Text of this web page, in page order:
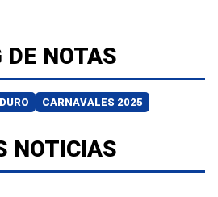
DE NOTAS
CARNAVALES 2025
NOTICIAS